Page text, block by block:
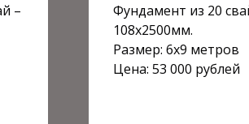
–
Фундамент из 20
108х2500мм.
Размер: 6х9 метров
Цена: 53 000 рублей